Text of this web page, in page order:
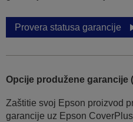
Provera statusa garancije
Opcije produžene garancije
Zaštitie svoj Epson proizvod
garancije uz Epson